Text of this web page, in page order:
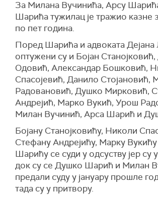
За Милана Вучинића, Арсу
Шарића тужилац је тражио казне
по пет година.
Поред Шарића и адвоката Дејана
оптужени су и Бојан
Одовић, Александар Бошковић,
Спасојевић, Данило Стојановић,
Радовановић, Душко Мирковић,
Андрејић, Марко Вукић, Урош
Милан Вучинић, Арса Шарић и
Бојану Станојковићу, Николи
Стефану Андрејићу, Марку
Шарићу се суди у одсуству јер су
док су се Душко Шарић и Милан
предали суду у јануару прошле
тада су у притвору.